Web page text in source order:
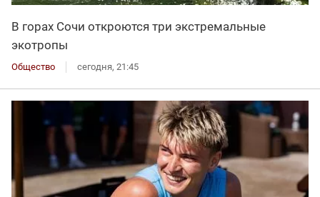
В горах Сочи откроются три экстремальные
экотропы
Общество сегодня, 21:45